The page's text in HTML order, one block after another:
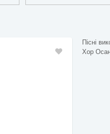
Пісні
Хор